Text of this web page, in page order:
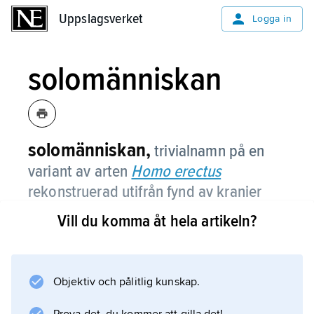
Uppslagsverket Logga in
solomänniskan
solomänniskan, trivialnamn på en
variant av arten Homo erectus
rekonstruerad utifrån fynd av kranier
och skelettdelar hittade vid början av
1930-talet nära Ngandong vid
Dess morfologi är typisk för
Vill du komma åt hela artikeln?
Objektiv och pålitlig kunskap.